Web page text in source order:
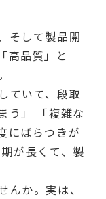
そして製品開
高品質」と
ていて、段取
う」 「複雑な
にばらつきが
が長くて、製
んか。実は、